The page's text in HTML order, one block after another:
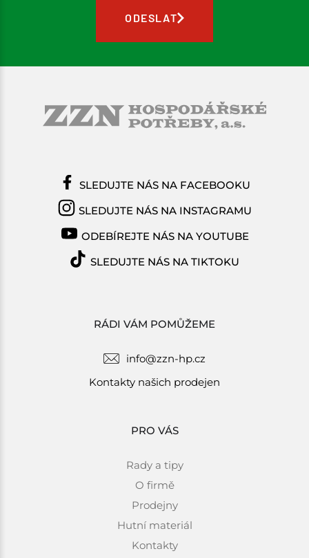
v nabídce profesionální plachty, které jsou vyrobeny
z kvalitnějších materiálů, což zajišťuje jejich dlouhou
požadována vyšší odolnost.
ODESLAT
RÁDI VÁM POMŮŽEME
info@zzn-hp.cz
Kontakty našich prodejen
PRO VÁS
Rady a tipy
O firmě
Prodejny
Hutní materiál
Kontakty
SLEDUJTE NÁS NA FACEBOOKU
SLEDUJTE NÁS NA INSTAGRAMU
ODEBÍREJTE NÁS NA YOUTUBE
SLEDUJTE NÁS NA TIKTOKU